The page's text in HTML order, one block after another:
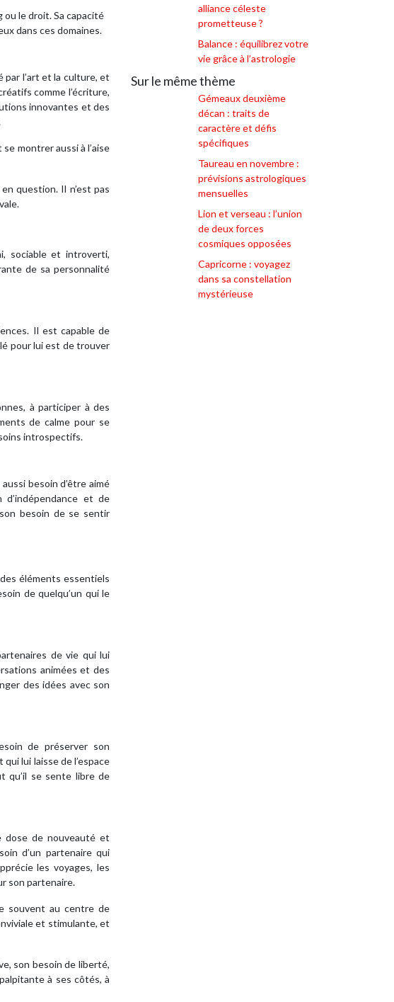
ou le droit. Sa capacité
dans ces domaines.
par l’art et la culture, et
comme l’écriture,
innovantes et des
montrer aussi à l’aise
question. Il n’est pas
sociable et introverti,
de sa personnalité
Il est capable de
pour lui est de trouver
à participer à des
de calme pour se
introspectifs.
besoin d’être aimé
et de
besoin de se sentir
éléments essentiels
de quelqu’un qui le
de vie qui lui
animées et des
des idées avec son
de préserver son
lui laisse de l’espace
qu’il se sente libre de
dose de nouveauté et
d’un partenaire qui
les voyages, les
son partenaire.
souvent au centre de
et stimulante, et
son besoin de liberté,
à ses côtés, à
alliance céleste
prometteuse ?
Balance : équilibrez votre
vie grâce à l’astrologie
Sur le même thème
Gémeaux deuxième
décan : traits de
caractère et défis
spécifiques
Taureau en novembre :
prévisions astrologiques
mensuelles
Lion et verseau : l’union
de deux forces
cosmiques opposées
Capricorne : voyagez
dans sa constellation
mystérieuse